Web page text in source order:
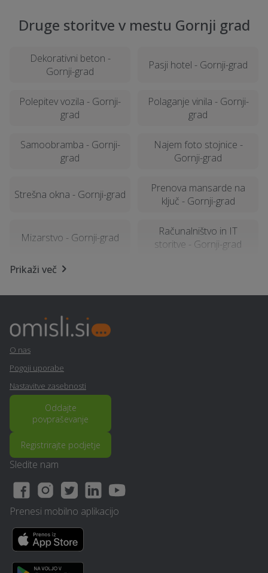
Druge storitve v mestu Gornji grad
Dekorativni beton -
Gornji-grad
Pasji hotel - Gornji-grad
Polepitev vozila - Gornji-
grad
Polaganje vinila - Gornji-
grad
Samoobramba - Gornji-
grad
Najem foto stojnice -
Gornji-grad
Strešna okna - Gornji-grad
Prenova mansarde na
ključ - Gornji-grad
Mizarstvo - Gornji-grad
Računalništvo in IT
storitve - Gornji-grad
grad
Slikopleskarstvo - Gornji-
Polaganje ploščic - Gornji-
grad
Avtokozmetika - Gornji-
Poslovno svetovanje -
ključ - Gornji-grad
Varstvo pri delu - Gornji-
grad
Prikaži več
O nas
Pogoji uporabe
Nastavitve zasebnosti
Oddajte
povpraševanje
Registrirajte podjetje
Sledite nam
Prenesi mobilno aplikacijo